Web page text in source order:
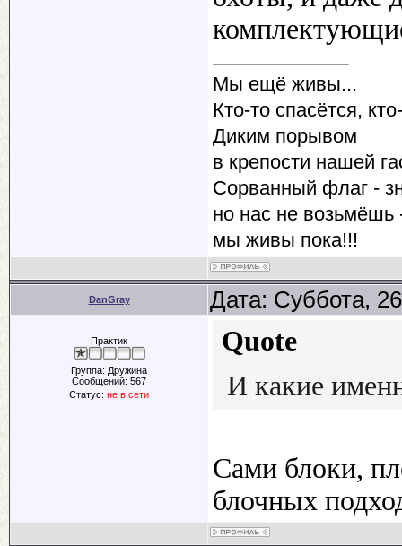
Мы ещё живы...
Кто-то спасётся,
Диким порывом
в крепости нашей
Сорванный флаг -
но нас не возьмёшь
мы живы пока!!!
DanGray Дата: Суббота,
Практик
Группа: Дружина
Сообщений: 567
Статус: не в сети
Quote
И какие
Сами блоки,
блочных